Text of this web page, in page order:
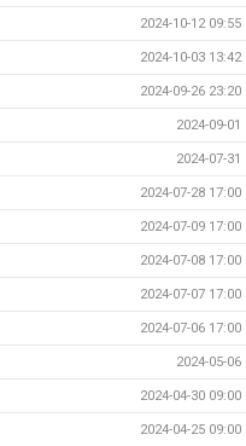
2024-10-12 09:55
2024-10-03 13:42
2024-09-26 23:20
2024-09-01
2024-07-31
2024-07-28 17:00
2024-07-09 17:00
2024-07-08 17:00
2024-07-07 17:00
2024-07-06 17:00
2024-05-06
2024-04-30 09:00
2024-04-25 09:00